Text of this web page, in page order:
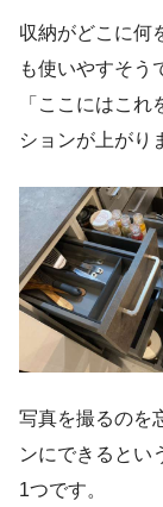
収納がどこに何
も使いやすそう
「ここにはこ
ションが上がり
写真を撮るのを
ンにできるとい
1つです。